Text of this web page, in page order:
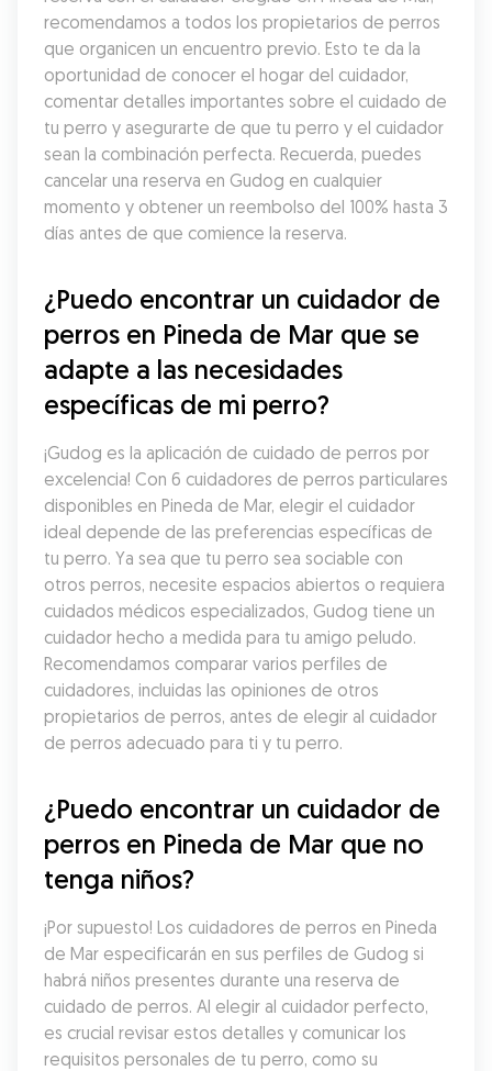
recomendamos a todos los propietarios de perros
que organicen un encuentro previo. Esto te da la
oportunidad de conocer el hogar del cuidador,
comentar detalles importantes sobre el cuidado de
tu perro y asegurarte de que tu perro y el cuidador
sean la combinación perfecta. Recuerda, puedes
cancelar una reserva en Gudog en cualquier
momento y obtener un reembolso del 100% hasta 3
días antes de que comience la reserva.
¿Puedo encontrar un cuidador de
perros en Pineda de Mar que se
adapte a las necesidades
específicas de mi perro?
¡Gudog es la aplicación de cuidado de perros por
excelencia! Con 6 cuidadores de perros particulares
disponibles en Pineda de Mar, elegir el cuidador
ideal depende de las preferencias específicas de
tu perro. Ya sea que tu perro sea sociable con
otros perros, necesite espacios abiertos o requiera
cuidados médicos especializados, Gudog tiene un
cuidador hecho a medida para tu amigo peludo.
Recomendamos comparar varios perfiles de
cuidadores, incluidas las opiniones de otros
propietarios de perros, antes de elegir al cuidador
de perros adecuado para ti y tu perro.
¿Puedo encontrar un cuidador de
perros en Pineda de Mar que no
tenga niños?
¡Por supuesto! Los cuidadores de perros en Pineda
de Mar especificarán en sus perfiles de Gudog si
habrá niños presentes durante una reserva de
cuidado de perros. Al elegir al cuidador perfecto,
es crucial revisar estos detalles y comunicar los
requisitos personales de tu perro, como su